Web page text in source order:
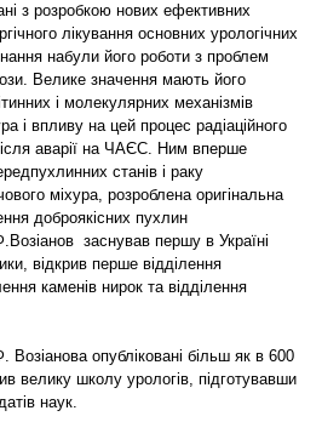
з розробкою нових ефективних
лікування основних урологічних
набули його роботи з проблем
Велике значення мають його
і молекулярних механізмів
і впливу на цей процес радіаційного
аварії на ЧАЄС. Ним вперше
станів і раку
міхура, розроблена оригінальна
доброякісних пухлин
заснував першу в Україні
відкрив перше відділення
каменів нирок та відділення
опубліковані більш як в 600
велику школу урологів, підготувавши
наук.